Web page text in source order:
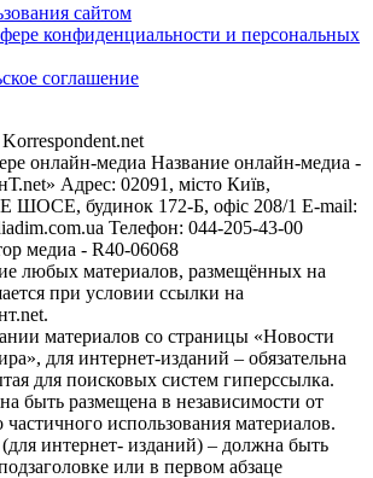
сайтом
конфиденциальности и персональных
соглашение
онлайн-медиа Название онлайн-медиа -
Адрес: 02091, місто Київ,
будинок 172-Б, офіс 208/1 E-mail:
Телефон: 044-205-43-00
медиа - R40-06068
любых материалов, размещённых на
при условии ссылки на
материалов со страницы «Новости
для интернет-изданий – обязательна
для поисковых систем гиперссылка.
быть размещена в независимости от
использования материалов.
интернет- изданий) – должна быть
или в первом абзаце